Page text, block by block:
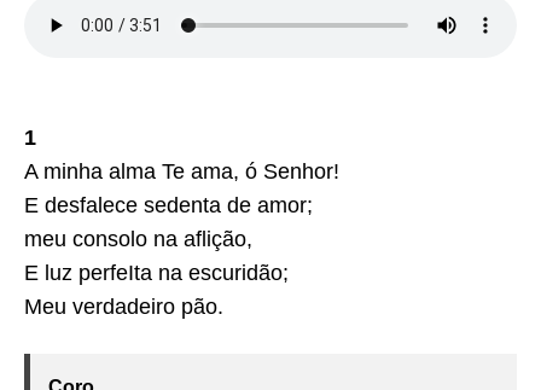
1
A minha alma Te ama, ó Senhor!
E desfalece sedenta de amor;
meu consolo na aflição,
E luz perfeIta na escuridão;
Meu verdadeiro pão.